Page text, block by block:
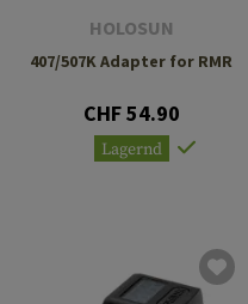
HOLOSUN
407/507K Adapter for RMR
CHF 54.90
Lagernd